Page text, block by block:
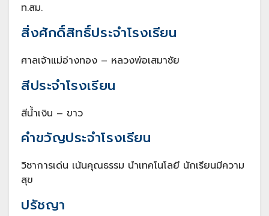
ท.สม.
สิ่งศักดิ์สิทธิ์ประจำโรงเรียน
ศาลเจ้าแม่อ่างทอง – หลวงพ่อเสมาชัย
สีประจำโรงเรียน
สีน้ำเงิน – ขาว
คำขวัญประจำโรงเรียน
วิชาการเด่น เน้นคุณธรรม นำเทคโนโลยี นักเรียนมีความ
สุข
ปรัชญา